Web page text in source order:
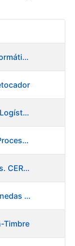
FC 03/24 - Jefe de Servicio de Informática de Gestión y Procesos
OE 03/24 - Técnico de Seguridad Logística
OE 07/24 - Técnico de Análisis y Procesos de Laboratorio
OE 25/23 - Ingeniero de Proyectos. CERES
FC 01/24 - Jefe de Servicio de Monedas Conmemorativas
Timbre